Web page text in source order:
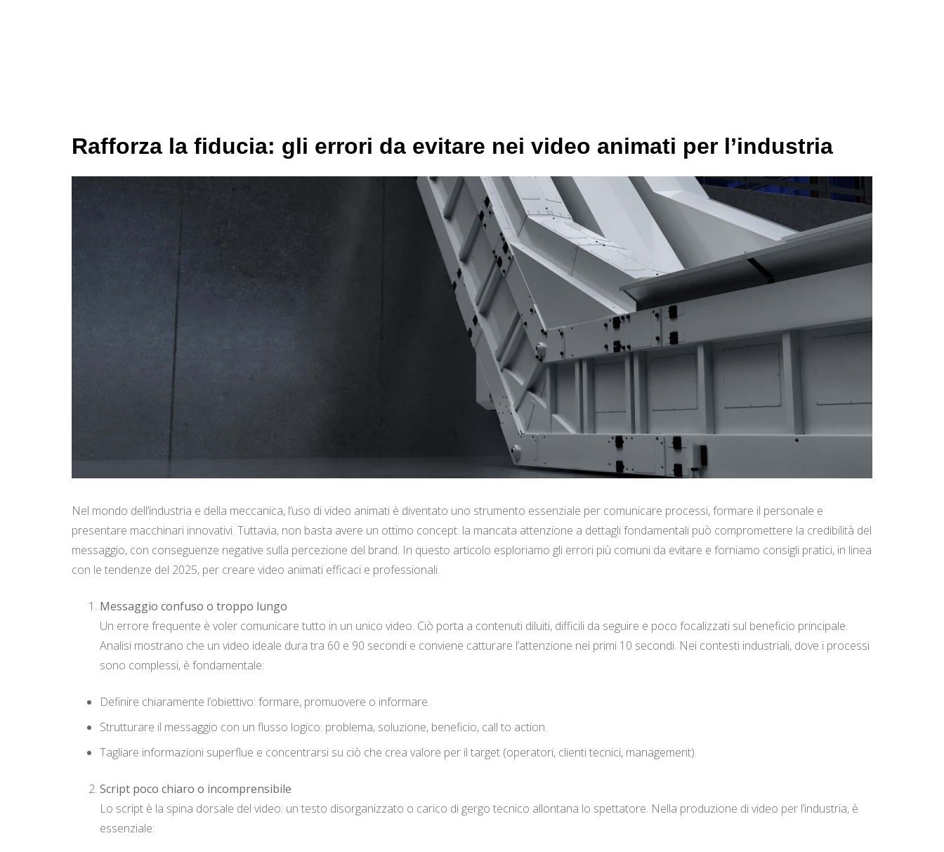
Rafforza la fiducia: gli errori da evitare nei video animati per l’industria
Nel mondo dell’industria e della meccanica, l’uso di video animati è diventato uno strumento essenziale per comunicare processi, formare il personale e
presentare macchinari innovativi. Tuttavia, non basta avere un ottimo concept: la mancata attenzione a dettagli fondamentali può compromettere la credibilità del
messaggio, con conseguenze negative sulla percezione del brand. In questo articolo esploriamo gli errori più comuni da evitare e forniamo consigli pratici, in linea
con le tendenze del 2025, per creare video animati efficaci e professionali.
Messaggio confuso o troppo lungo
Un errore frequente è voler comunicare tutto in un unico video. Ciò porta a contenuti diluiti, difficili da seguire e poco focalizzati sul beneficio principale.
Analisi mostrano che un video ideale dura tra 60 e 90 secondi e conviene catturare l’attenzione nei primi 10 secondi. Nei contesti industriali, dove i processi
sono complessi, è fondamentale:
Definire chiaramente l’obiettivo: formare, promuovere o informare.
Strutturare il messaggio con un flusso logico: problema, soluzione, beneficio, call to action.
Tagliare informazioni superflue e concentrarsi su ciò che crea valore per il target (operatori, clienti tecnici, management).
Script poco chiaro o incomprensibile
Lo script è la spina dorsale del video: un testo disorganizzato o carico di gergo tecnico allontana lo spettatore. Nella produzione di video per l’industria, è
essenziale: